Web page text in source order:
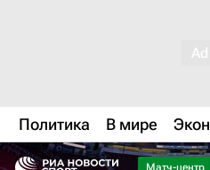
Политика В мире
Матч-центр